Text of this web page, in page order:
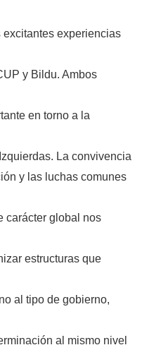
excitantes experiencias
y Bildu. Ambos
en torno a la
La convivencia
y las luchas comunes
carácter global nos
estructuras que
al tipo de gobierno,
al mismo nivel